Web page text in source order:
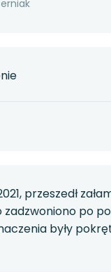
przeszedł
zadzwoniono po
były